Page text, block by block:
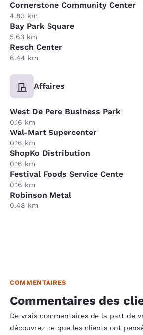
Cornerstone Community Center
4.83 km
Bay Park Square
5.63 km
Resch Center
6.44 km
Affaires
West De Pere Business Park
0.16 km
Wal-Mart Supercenter
0.16 km
ShopKo Distribution
0.16 km
Festival Foods Service Cente
0.16 km
Robinson Metal
0.48 km
COMMENTAIRES
Commentaires des
De vrais commentaires de la part de
découvrez ce que les clients ont